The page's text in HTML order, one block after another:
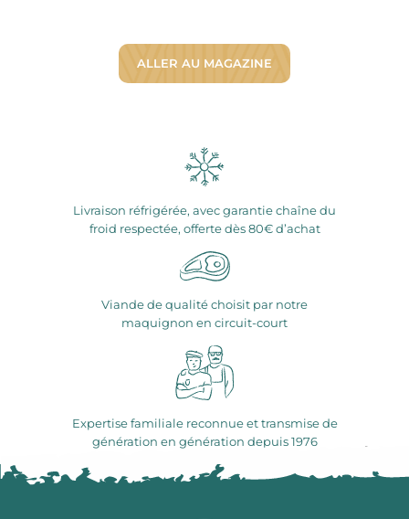
ALLER AU MAGAZINE
Livraison réfrigérée, avec garantie chaîne du
froid respectée, offerte dès 80€ d’achat
Viande de qualité choisit par notre
maquignon en circuit-court
Expertise familiale reconnue et transmise de
génération en génération depuis 1976